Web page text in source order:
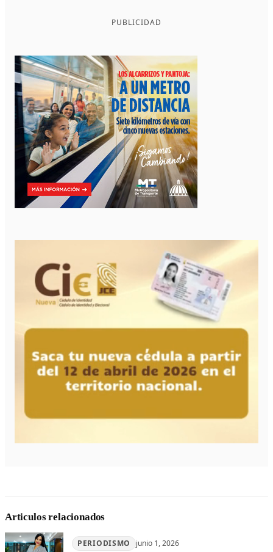
PUBLICIDAD
Articulos relacionados
PERIODISMO junio 1, 2026